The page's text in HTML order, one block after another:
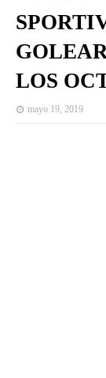
LOS
mayo 19, 2019